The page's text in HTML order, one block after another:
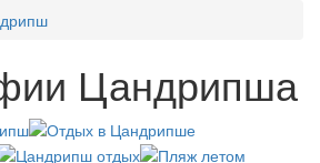
Цандрипша